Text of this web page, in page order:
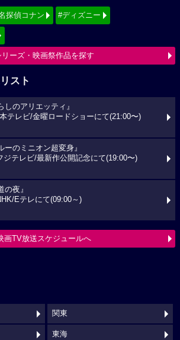
探偵コナン #ディズニー
リーズ・映画祭作品を探す
スト
しのアリエッティ』
テレビ/金曜ロードショーにて(21:00〜)
ーのミニオン超変身』
ジテレビ/最新作公開記念にて(19:00〜)
の夜』
Eテレにて(09:00～)
画TV放送スケジュールへ
関東
東海